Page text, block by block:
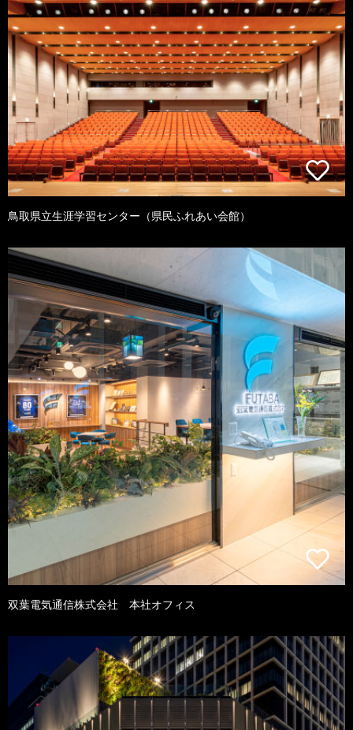
鳥取県立生涯学習センター（県民ふれあい会館）
双葉電気通信株式会社 本社オフィス